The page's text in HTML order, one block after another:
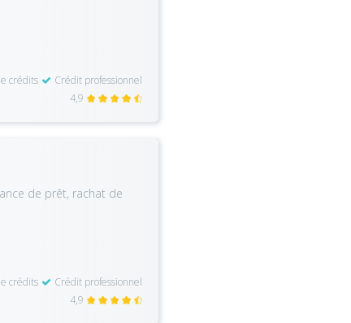
crédits
Crédit professionnel
4,9
de prêt, rachat de
crédits
Crédit professionnel
4,9